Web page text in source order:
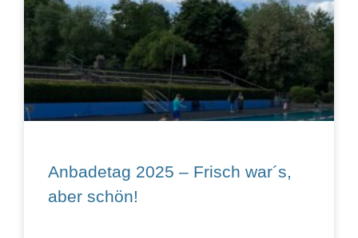
Anbadetag 2025 – Frisch war´s,
aber schön!